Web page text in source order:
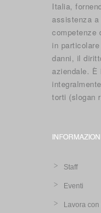
Italia,
assistenza a
competenze
in
danni, il
aziendale. È
torti (slogan
Staff
Eventi
Lavora con